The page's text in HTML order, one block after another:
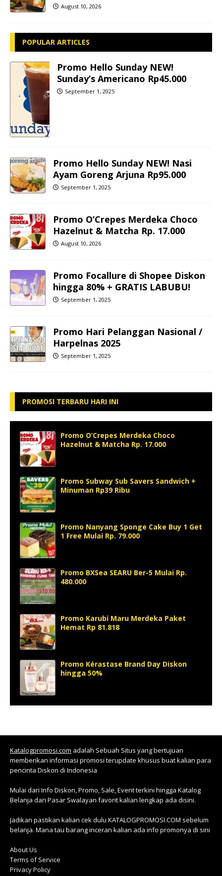
August 10, 2026
POPULAR ARTICLES
Promo Hello Sunday NEW!
Sunday’s Americano Rp45.000
September 1, 2025
Promo Hello Sunday NEW! Nasi
Ayam Goreng Arjuna Rp95.000
September 1, 2025
Promo O’Crepes Merdeka Choco
Hazelnut & Matcha Rp. 17.000
August 10, 2026
Promo Focallure di Shopee Diskon
hingga 80% + GRATIS LABUBU!
September 1, 2025
Promo Hari Pelanggan Nasional /
Harpelnas 2025
September 1, 2025
PROMOSI TERBARU HARI INI
Promo O’Crepes Merdeka Choco
Hazelnut & Matcha Rp. 17.000
Promo Subway Sub Savers Sandwich +
Minuman Rp39 Ribu
Promo Nanyang Sponge Cake Buy 1 Get
1 Free Mulai Rp. 79.000
Promo BXSea SEARU Ber-5 Mulai Rp.
480.000
Promo Karubi Maru Merdeka Paket
Hemat Rp 81.818
Promo Kérastase Brand Day Diskon
hingga 50%
Katalogpromosi.com adalah Sebuah Situs yang bertujuan
memberikan informasi promosi terupdate khusus buat kalian para
pencinta Diskon di Indonesia
Mulai dari Info Diskon, Promo, Sale, Event terkini hingga Katalog
Belanja dari Pasar Swalayan favorit kalian lengkap ada disini.
Jadikan pastikan kalian cek dulu KATALOGPROMOSI.COM sebelum
belanja. Mana tau barang inceran kalian ada info promonya di sini
About Us
Terms of Service
Privacy Policy